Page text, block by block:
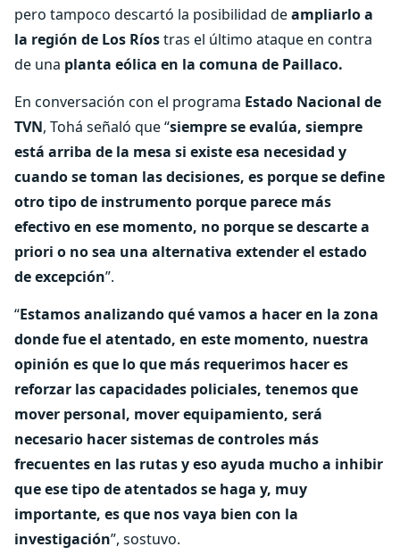
pero tampoco descartó la posibilidad deampliarlo a
la región de Los Ríostras el último ataque en contra
de una planta eólica en la comuna de Paillaco.
En conversación con el programa Estado Nacional de
TVN, Tohá señaló que “siempre se evalúa, siempre
está arriba de la mesa si existe esa necesidad y
cuando se toman las decisiones, es porque se define
otro tipo de instrumento porque parece más
efectivo en ese momento, no porque se descarte a
priori o no sea una alternativa extender el estado
de excepción”.
“Estamos analizando qué vamos a hacer en la zona
donde fue el atentado, en este momento, nuestra
opinión es que lo que más requerimos hacer es
reforzar las capacidades policiales, tenemos que
mover personal, mover equipamiento, será
necesario hacer sistemas de controles más
frecuentes en las rutas y eso ayuda mucho a inhibir
que ese tipo de atentados se haga y, muy
importante, es que nos vaya bien con la
investigación”, sostuvo.